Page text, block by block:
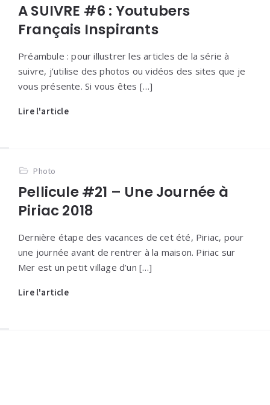
A SUIVRE #6 : Youtubers
Français Inspirants
Préambule : pour illustrer les articles de la série à
suivre, j’utilise des photos ou vidéos des sites que je
vous présente. Si vous êtes […]
Lire l'article
Photo
Pellicule #21 – Une Journée à
Piriac 2018
Dernière étape des vacances de cet été, Piriac, pour
une journée avant de rentrer à la maison. Piriac sur
Mer est un petit village d’un […]
Lire l'article